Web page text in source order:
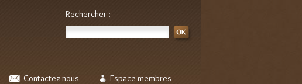
Rechercher :
Contactez-nous Espace membres